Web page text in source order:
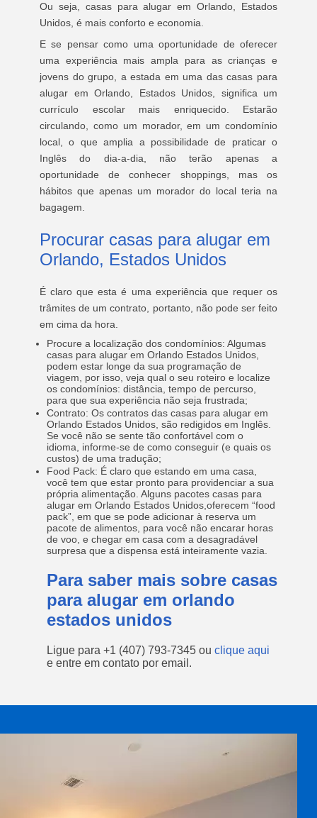
Ou seja, casas para alugar em Orlando, Estados
Unidos, é mais conforto e economia.
E se pensar como uma oportunidade de oferecer
uma experiência mais ampla para as crianças e
jovens do grupo, a estada em uma das casas para
alugar em Orlando, Estados Unidos, significa um
currículo escolar mais enriquecido. Estarão
circulando, como um morador, em um condomínio
local, o que amplia a possibilidade de praticar o
Inglês do dia-a-dia, não terão apenas a
oportunidade de conhecer shoppings, mas os
hábitos que apenas um morador do local teria na
bagagem.
Procurar casas para alugar em
Orlando, Estados Unidos
É claro que esta é uma experiência que requer os
trâmites de um contrato, portanto, não pode ser feito
em cima da hora.
Procure a localização dos condomínios: Algumas
casas para alugar em Orlando Estados Unidos
podem estar longe da sua programação de
viagem, por isso, veja qual o seu roteiro e localize
os condomínios: distância, tempo de percurso,
para que sua experiência não seja frustrada;
Contrato: Os contratos das casas para alugar em
Orlando Estados Unidos são redigidos em Inglês.
Se você não se sente tão confortável com o
idioma, informe-se de como conseguir (e quais os
custos) de uma tradução;
Food Pack: É claro que estando em uma casa,
você tem que estar pronto para providenciar a sua
própria alimentação. Alguns pacotes casas para
alugar em Orlando Estados Unidos,oferecem “food
pack”, em que se pode adicionar à reserva um
pacote de alimentos, para você não encarar horas
de voo, e chegar em casa com a desagradável
surpresa que a dispensa está inteiramente vazia.
Para saber mais sobre casas
para alugar em orlando
estados unidos
Ligue para +1 (407) 793-7345 ou clique aqui
e entre em contato por email.